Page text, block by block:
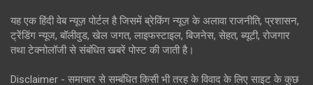
यह एक हिंदी वेब न्यूज़ पोर्टल है जिसमें ब्रेकिंग न्यूज़ के अलावा राजनीति, प्रशासन,
ट्रेंडिंग न्यूज, बॉलीवुड, खेल जगत, लाइफस्टाइल, बिजनेस, सेहत, ब्यूटी, रोजगार
तथा टेक्नोलॉजी से संबंधित खबरें पोस्ट की जाती है।
Disclaimer - समाचार से सम्बंधित किसी भी तरह के विवाद के लिए साइट के कुछ